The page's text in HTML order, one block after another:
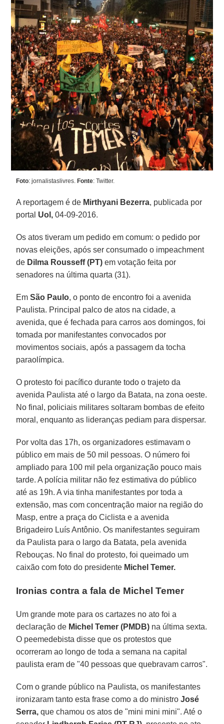
Foto: jornalistaslivres. Fonte: Twitter.
A reportagem é de Mirthyani Bezerra, publicada por
portal Uol, 04-09-2016.
Os atos tiveram um pedido em comum: o pedido por
novas eleições, após ser consumado o impeachment
de Dilma Rousseff (PT) em votação feita por
senadores na última quarta (31).
EmSão Paulo, o ponto de encontro foi a avenida
Paulista. Principal palco de atos na cidade, a
avenida, que é fechada para carros aos domingos, foi
tomada por manifestantes convocados por
movimentos sociais, após a passagem da tocha
paraolímpica.
O protesto foi pacífico durante todo o trajeto da
avenida Paulista até o largo da Batata, na zona oeste.
No final, policiais militares soltaram bombas de efeito
moral, enquanto as lideranças pediam para dispersar.
Por volta das 17h, os organizadores estimavam o
público em mais de 50 mil pessoas. O número foi
ampliado para 100 mil pela organização pouco mais
tarde. A polícia militar não fez estimativa do público
até as 19h. A via tinha manifestantes por toda a
extensão, mas com concentração maior na região do
Masp, entre a praça do Ciclista e a avenida
Brigadeiro Luís Antônio. Os manifestantes seguiram
da Paulista para o largo da Batata, pela avenida
Rebouças. No final do protesto, foi queimado um
caixão com foto do presidente Michel Temer.
Ironias contra a fala de Michel Temer
Um grande mote para os cartazes no ato foi a
declaração de Michel Temer (PMDB) na última sexta.
O peemedebista disse que os protestos que
ocorreram ao longo de toda a semana na capital
paulista eram de "40 pessoas que quebravam carros".
Com o grande público na Paulista, os manifestantes
ironizaram tanto esta frase como a do ministroJosé
Serra, que chamou os atos de "mini mini mini". Até o